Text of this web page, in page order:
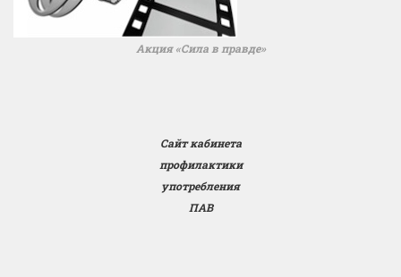
Акция «Сила в правде»
Сайт кабинета
профилактики
употребления
ПАВ